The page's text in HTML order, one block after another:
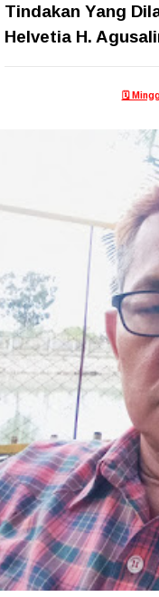
Tindakan Yang
Helvetia H.
🗓️